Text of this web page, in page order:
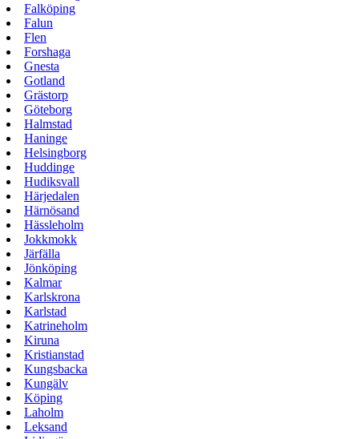
Falköping
Falun
Flen
Forshaga
Gnesta
Gotland
Grästorp
Göteborg
Halmstad
Haninge
Helsingborg
Huddinge
Hudiksvall
Härjedalen
Härnösand
Hässleholm
Jokkmokk
Järfälla
Jönköping
Kalmar
Karlskrona
Karlstad
Katrineholm
Kiruna
Kristianstad
Kungsbacka
Kungälv
Köping
Laholm
Leksand